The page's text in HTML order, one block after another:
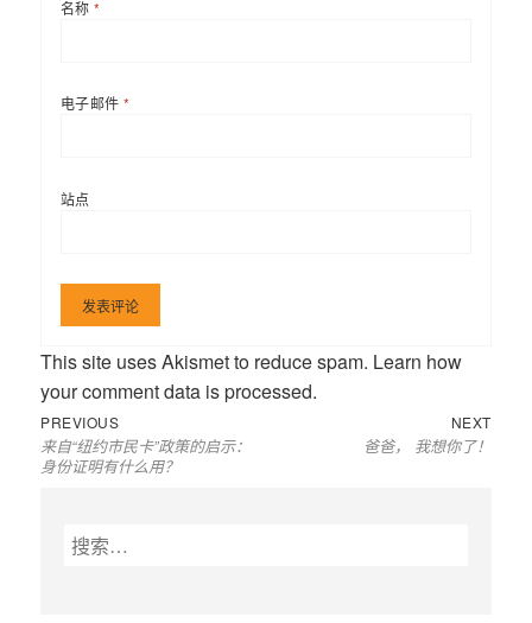
名称*
电子邮件*
站点
This site uses Akismet to reduce spam. Learn how
your comment data is processed.
文
章
导
PREVIOUS
post:
来自“纽约市民卡”政策的启示：
身份证明有什么用？
NEXT
爸爸， 我想你了！
搜